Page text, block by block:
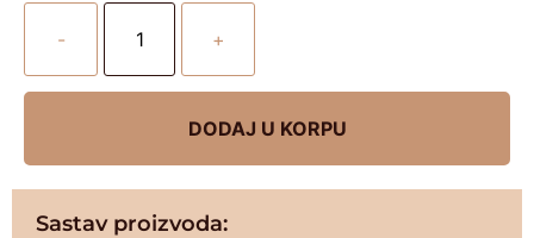
- +
DODAJ U KORPU
Sastav proizvoda: